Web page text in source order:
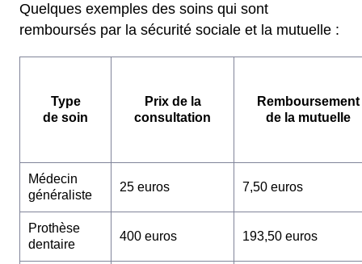
Quelques exemples des soins qui sont
remboursés par la sécurité sociale et la mutuelle :
Type
de soin
Prix de la
consultation
Remboursement
de la mutuelle
Médecin
généraliste
25 euros 7,50 euros
Prothèse
dentaire
400 euros 193,50 euros